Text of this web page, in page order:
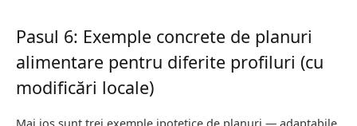
Pasul 6: Exemple concrete de planuri
alimentare pentru diferite profiluri (cu
modificări locale)